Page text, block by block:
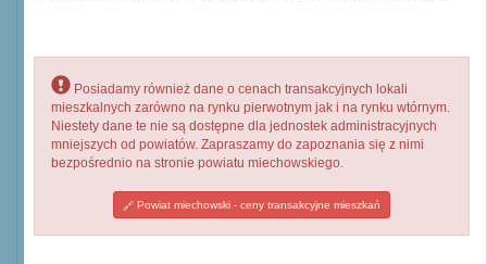
Posiadamy również dane o cenach transakcyjnych lokali
mieszkalnych zarówno na rynku pierwotnym jak i na rynku wtórnym.
Niestety dane te nie są dostępne dla jednostek administracyjnych
mniejszych od powiatów. Zapraszamy do zapoznania się z nimi
bezpośrednio na stronie powiatu miechowskiego.
Powiat miechowski - ceny transakcyjne mieszkań